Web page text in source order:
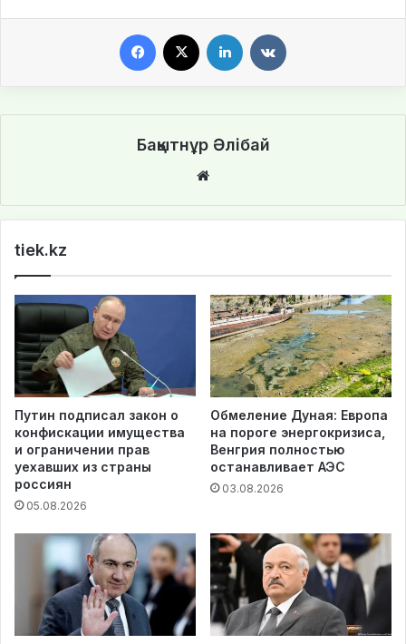
Бақытнұр Әлібай
te
tiek.kz
Путин подписал закон о
конфискации имущества
и ограничении прав
уехавших из страны
россиян
05.08.2026
Обмеление Дуная: Европа
на пороге энергокризиса,
Венгрия полностью
останавливает АЭС
03.08.2026